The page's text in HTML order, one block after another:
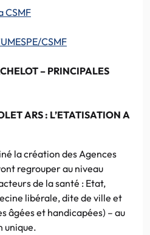
CSMF
CSMF
– PRINCIPALES
ARS : L’ETATISATION A
la création des Agences
regrouper au niveau
de la santé : Etat,
libérale, dite de ville et
âgées et handicapées) – au
unique.